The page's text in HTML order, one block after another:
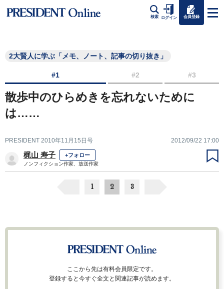
検索 ログイン 会員登録
2大賢人に学ぶ「メモ、ノート、記事の切り抜き」
#1 #2 #3
散歩中のひらめきを忘れないために
は……
PRESIDENT 2010年11月15日号 2012/09/22 17:00
梶山 寿子 +フォロー
ノンフィクション作家、放送作家
1 2 3
ここから先は有料会員限定です。
登録すると今すぐ全文と関連記事が読めます。